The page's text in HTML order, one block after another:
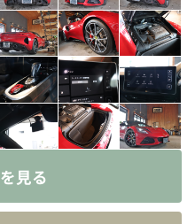
見る